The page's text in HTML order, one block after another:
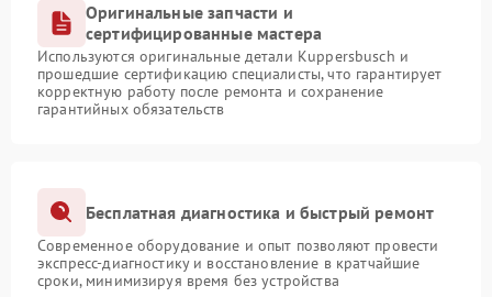
Оригинальные запчасти и
сертифицированные мастера
Используются оригинальные детали Kuppersbusch и
прошедшие сертификацию специалисты, что гарантирует
корректную работу после ремонта и сохранение
гарантийных обязательств
Бесплатная диагностика и быстрый ремонт
Современное оборудование и опыт позволяют провести
экспресс-диагностику и восстановление в кратчайшие
сроки, минимизируя время без устройства